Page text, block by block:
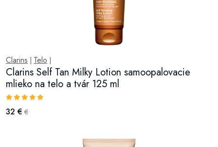
Clarins Telo
Clarins Self Tan Milky Lotion samoopalovacie
mlieko na telo a tvár 125 ml
32 € €